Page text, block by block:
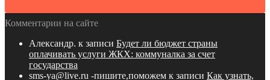
Комментарии на сайте
Александр. к записи Будет ли бюджет страны
оплачивать услуги ЖКХ: коммуналка за счет
государства
sms-ya@live.ru -пишите,поможем к записи Как узнать,